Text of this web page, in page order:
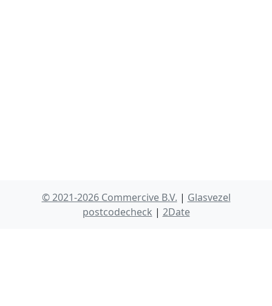
© 2021-2026 Commercive B.V. | Glasvezel
postcodecheck | 2Date